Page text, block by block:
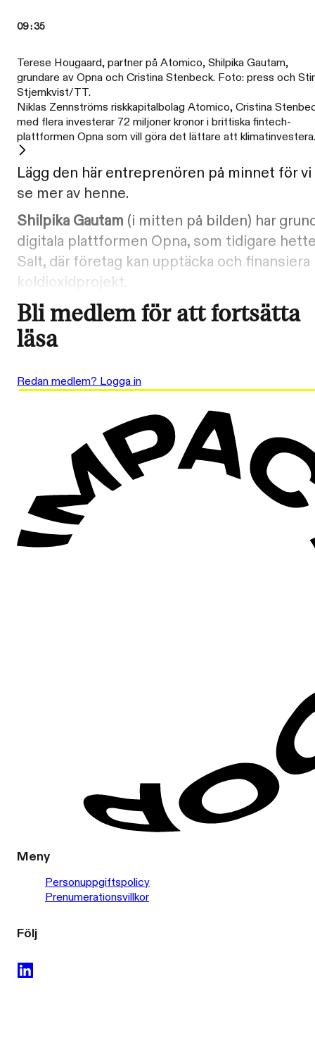
09:35
Terese Hougaard, partner på Atomico, Shilpika Gautam,
grundare av Opna och Cristina Stenbeck. Foto: press och
Stjernkvist/TT.
Niklas Zennströms riskkapitalbolag Atomico, Cristina
med flera investerar 72 miljoner kronor i brittiska fintech-
plattformen Opna som vill göra det lättare att klimatinvestera.
Lägg den här entreprenören på minnet för vi
se mer av henne.
Shilpika Gautam (i mitten på bilden) har
digitala plattformen Opna, som tidigare
Salt, där företag kan upptäcka och finansiera
koldioxidprojekt.
Bli medlem för att fortsätta
läsa
Redan medlem? Logga in
Meny
Personuppgiftspolicy
Prenumerationsvillkor
Följ